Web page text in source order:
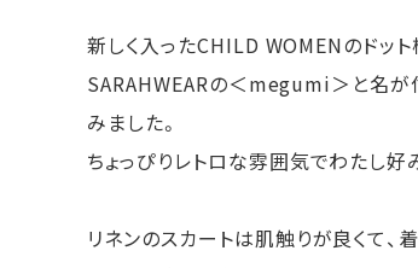
新しく入ったCHILD WOMENのドット
SARAHWEARの＜megumi＞と名が
みました。
ちょっぴりレトロな雰囲気でわたし
リネンのスカートは肌触りが良くて、